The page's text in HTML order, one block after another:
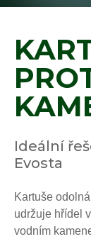
Ideální
Evosta
Kartuše
udržuje hřídel
vodním